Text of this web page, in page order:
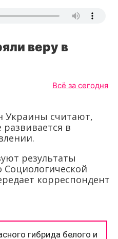
веру в
Всё за сегодня
Украины считают,
в
результаты
Социологической
корреспондент